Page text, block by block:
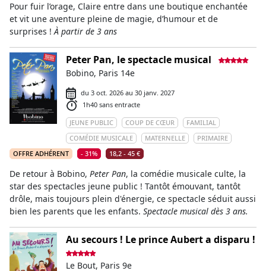
Pour fuir l’orage, Claire entre dans une boutique enchantée
et vit une aventure pleine de magie, d’humour et de
surprises !À partir de 3 ans
Peter Pan, le spectacle musical
Bobino, Paris 14e
du 3 oct. 2026 au 30 janv. 2027
1h40 sans entracte
JEUNE PUBLIC
COUP DE CŒUR
FAMILIAL
COMÉDIE MUSICALE
MATERNELLE
PRIMAIRE
OFFRE ADHÉRENT
- 31% 18,2 - 45 €
De retour à Bobino, Peter Pan, la comédie musicale culte, la
star des spectacles jeune public ! Tantôt émouvant, tantôt
drôle, mais toujours plein d'énergie, ce spectacle séduit aussi
bien les parents que les enfants. Spectacle musical dès 3 ans.
Au secours ! Le prince Aubert a disparu !
Le Bout, Paris 9e